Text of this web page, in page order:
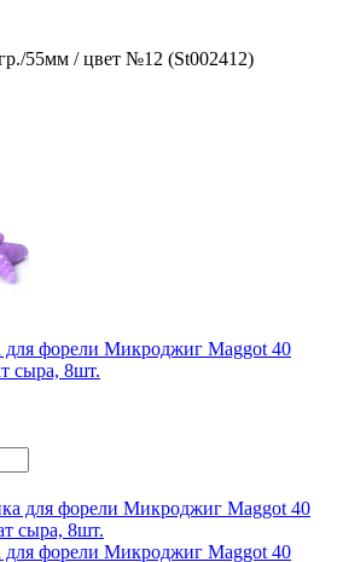
55мм / цвет №12 (St002412)
форели Микроджиг Maggot 40
сыра, 8шт.
форели Микроджиг Maggot 40